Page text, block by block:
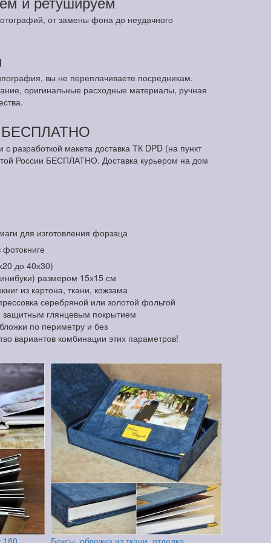
от замены фона до неудачного
вы не переплачиваете посредникам.
оригинальные расходные материалы, ручная
БЕСПЛАТНО
с разработкой макета доставка ТК DPD (на пункт
России БЕСПЛАТНО. Доставка курьером на дом
для изготовления форзаца
до 40х30)
размером 15х15 см
из картона, ткани, кожзама
серебряной или золотой фольгой
защитным глянцевым покрытием
по периметру и без
вариантов комбинации этих параметров!
180 Боксы, обложка из ткани, отделка